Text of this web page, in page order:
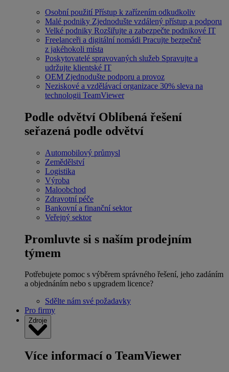
Osobní použití Přístup k zařízením odkudkoliv
Malé podniky Zjednodušte vzdálený přístup a podporu
Velké podniky Rozšiřujte a zabezpečte podnikové IT
Freelanceři a digitální nomádi Pracujte bezpečně
z jakéhokoli místa
Poskytovatelé spravovaných služeb Spravujte a
udržujte klientské IT
OEM Zjednodušte podporu a provoz
Neziskové a vzdělávací organizace 30% sleva na
technologii TeamViewer
Podle odvětví Oblíbená řešení
seřazená podle odvětví
Automobilový průmysl
Zemědělství
Logistika
Výroba
Maloobchod
Zdravotní péče
Bankovní a finanční sektor
Veřejný sektor
Promluvte si s naším prodejním
týmem
Potřebujete pomoc s výběrem správného řešení, jeho zadáním
a objednáním nebo s upgradem licence?
Sdělte nám své požadavky
Pro firmy
Zdroje
Více informací o TeamViewer